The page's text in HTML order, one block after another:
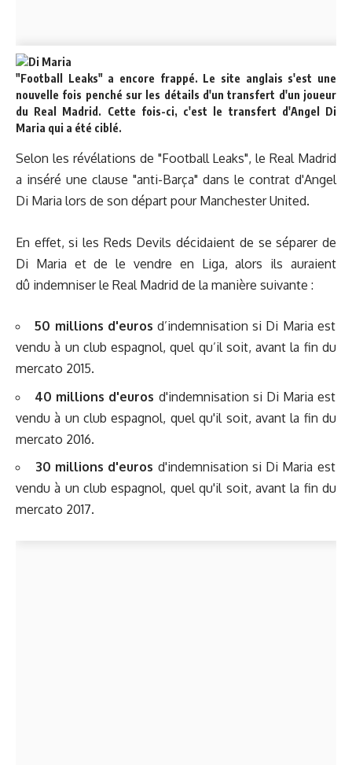
"Football Leaks" a encore frappé. Le site anglais s'est une
nouvelle fois penché sur les détails d'un transfert d'un joueur
du Real Madrid. Cette fois-ci, c'est le transfert d'Angel Di
Maria qui a été ciblé.
Selon les révélations de "Football Leaks", le Real Madrid
a inséré une clause "anti-Barça" dans le contrat d'Angel
Di Maria lors de son départ pour Manchester United.
En effet, si les Reds Devils décidaient de se séparer de
Di Maria et de le vendre en Liga, alors ils auraient
dû indemniser le Real Madrid de la manière suivante :
50 millions d'euros d’indemnisation si Di Maria est
vendu à un club espagnol, quel qu’il soit, avant la fin du
mercato 2015.
40 millions d'euros d'indemnisation si Di Maria est
vendu à un club espagnol, quel qu'il soit, avant la fin du
mercato 2016.
30 millions d'euros d'indemnisation si Di Maria est
vendu à un club espagnol, quel qu'il soit, avant la fin du
mercato 2017.